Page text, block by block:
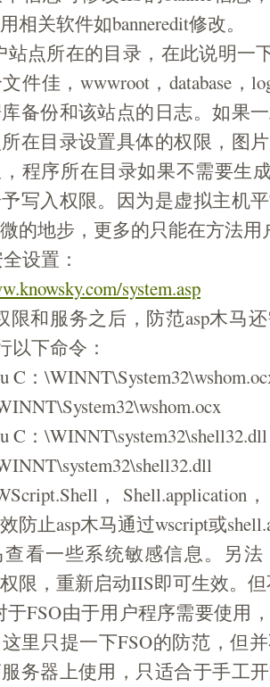
相关软件如banneredit修改。
点所在的目录，在此说明一
件佳，wwwroot，database，
备份和该站点的日志。如果
在目录设置具体的权限，图
程序所在目录如果不需要生
写入权限。因为是虚拟主机
的地步，更多的只能在方法
设置：
system.asp
和服务之后，防范asp木马
以下命令：
C：
C：\WINNT\system32\shell32.dll
， Shell.application
防止asp木马通过wscript或
看一些系统敏感信息。另
权限，重新启动IIS即可生效。
FSO由于用户程序需要使用
里只提一下FSO的防范，但
务器上使用，只适合于手工